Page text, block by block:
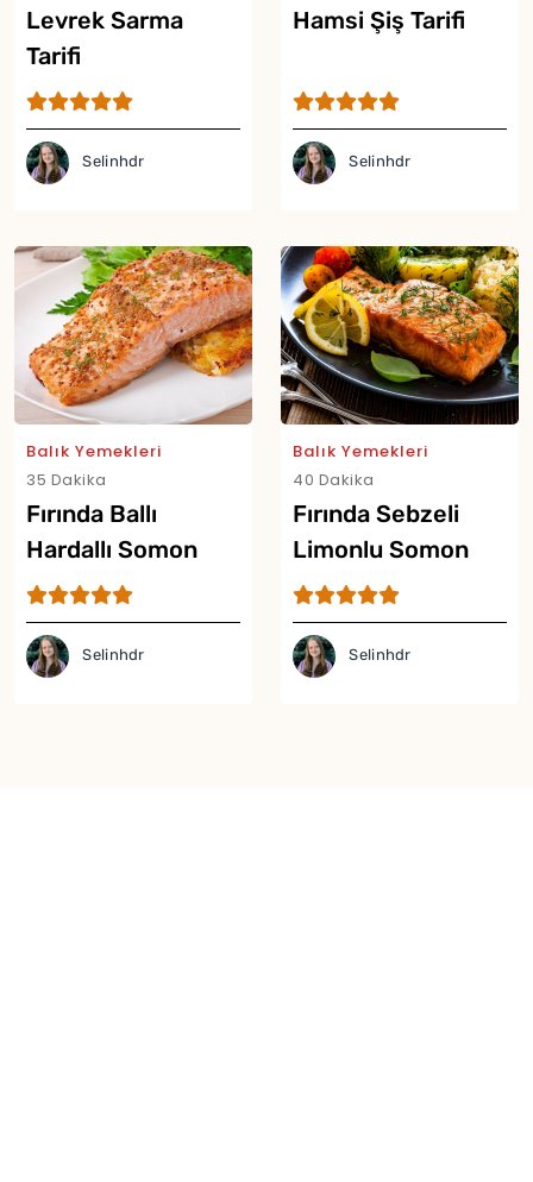
Levrek Sarma
Tarifi
Selinhdr
Hamsi Şiş Tarifi
Selinhdr
Balık Yemekleri
35 Dakika
Fırında Ballı
Hardallı Somon
Tarifi
Selinhdr
Balık Yemekleri
40 Dakika
Fırında Sebzeli
Limonlu Somon
Tarifi
Selinhdr